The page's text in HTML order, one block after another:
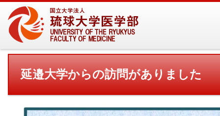
延邉大学からの訪問がありました